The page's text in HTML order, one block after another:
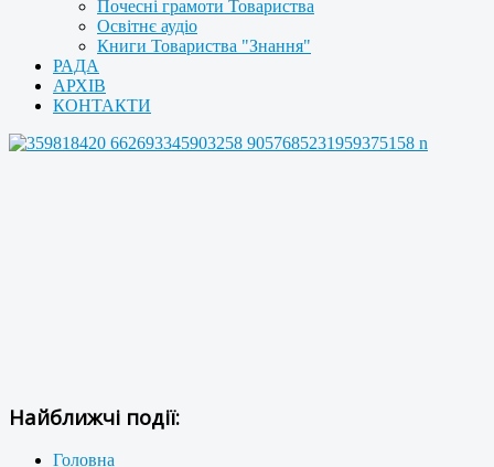
Почесні грамоти Товариства
Освітнє аудіо
Книги Товариства "Знання"
РАДА
АРХІВ
КОНТАКТИ
Найближчі події:
Головна